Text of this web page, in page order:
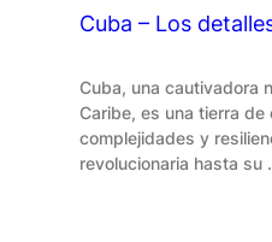
Cuba – Los
Cuba, una cautivadora
Caribe, es una tierra
complejidades y
revolucionaria hasta su